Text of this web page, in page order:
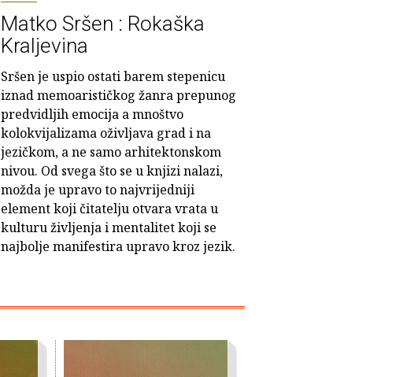
Matko Sršen : Rokaška
Kraljevina
Sršen je uspio ostati barem stepenicu
iznad memoarističkog žanra prepunog
predvidljih emocija a mnoštvo
kolokvijalizama oživljava grad i na
jezičkom, a ne samo arhitektonskom
nivou. Od svega što se u knjizi nalazi,
možda je upravo to najvrijedniji
element koji čitatelju otvara vrata u
kulturu življenja i mentalitet koji se
najbolje manifestira upravo kroz jezik.